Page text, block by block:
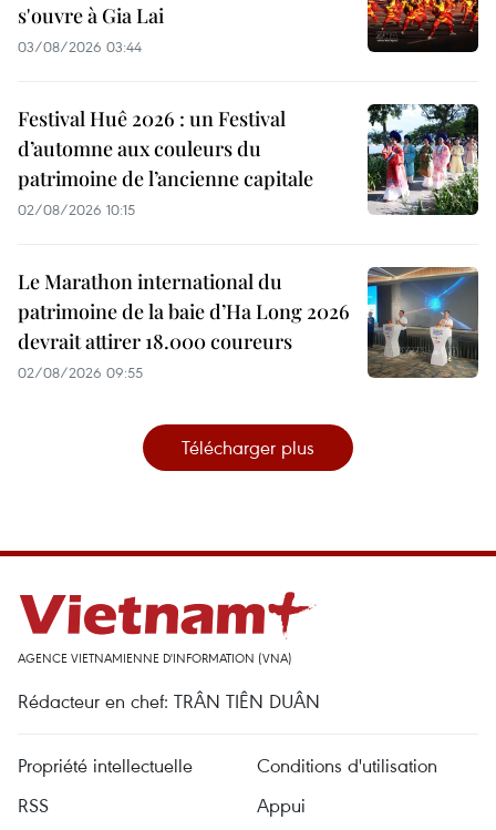
s'ouvre à Gia Lai
03/08/2026 03:44
Festival Huê 2026 : un Festival
d’automne aux couleurs du
patrimoine de l’ancienne capitale
02/08/2026 10:15
Le Marathon international du
patrimoine de la baie d’Ha Long 2026
devrait attirer 18.000 coureurs
02/08/2026 09:55
Télécharger plus
AGENCE VIETNAMIENNE D'INFORMATION (VNA)
Rédacteur en chef: TRÂN TIÊN DUÂN
Propriété intellectuelle
Conditions d'utilisation
RSS
Appui